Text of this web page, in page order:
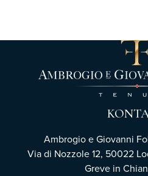
Ambrogio e Giovanni
Via di Nozzole 12, 50022
Greve in